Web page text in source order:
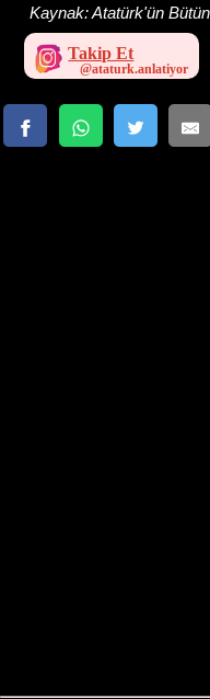
Kaynak:Atatürk'ün
Takip Et